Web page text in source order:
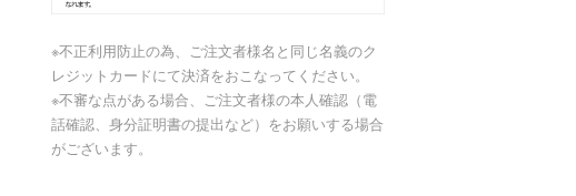
※不正利用防止の為、ご注文者様名と同じ名義のク
レジットカードにて決済をおこなってください。
※不審な点がある場合、ご注文者様の本人確認（電
話確認、身分証明書の提出など）をお願いする場合
がございます。